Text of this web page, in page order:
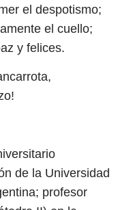
el despotismo;
el cuello;
y felices.
de la Universidad
profesor